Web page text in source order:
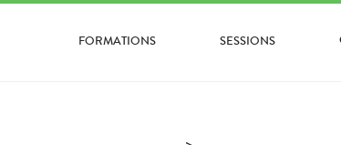
FORMATIONS SESSIONS